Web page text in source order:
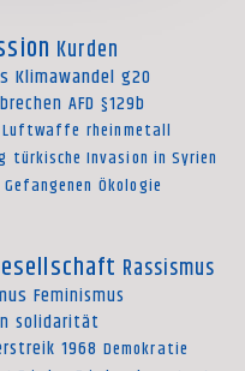
Kurden
Klimawandel g20
AFD §129b
Luftwaffe rheinmetall
türkische Invasion in Syrien
Ökologie
Rassismus
Feminismus
solidarität
1968 Demokratie